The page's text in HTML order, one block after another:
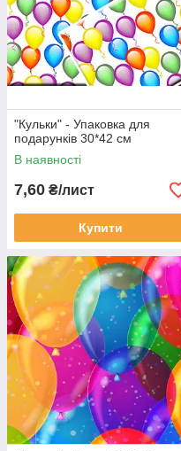
"Кульки" - Упаковка для
подарунків 30*42 см
В наявності
7,60 ₴/лист
Купити